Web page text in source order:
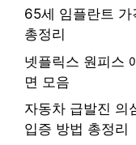
65세 임플란트
총정리
넷플릭스 원피스
면 모음
자동차 급발진 의
입증 방법 총정리